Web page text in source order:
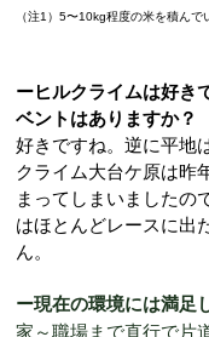
（注1）5〜10kg程度の米を積んで
ーヒルクライムは好
ベントはありますか？
好きですね。逆に平地
クライム大台ケ原は昨
まってしまいましたの
はほとんどレースに出
ん。
ー現在の環境には満足
家～職場まで直行で片